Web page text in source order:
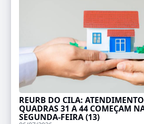
REURB DO CILA:
QUADRAS 31 A 44 COMEÇAM
SEGUNDA-FEIRA (13)